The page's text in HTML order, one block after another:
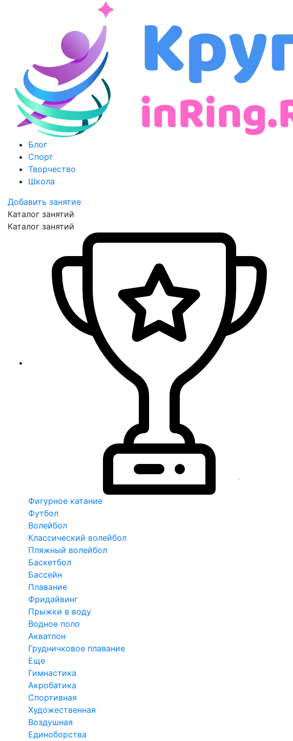
Блог
Спорт
Творчество
Школа
Добавить занятие
Каталог занятий
Каталог занятий
Фигурное катание
Футбол
Волейбол
Классический волейбол
Пляжный волейбол
Баскетбол
Бассейн
Плавание
Фридайвинг
Прыжки в воду
Водное поло
Акватлон
Грудничковое плавание
Еще
Гимнастика
Акробатика
Спортивная
Художественная
Воздушная
Единоборства